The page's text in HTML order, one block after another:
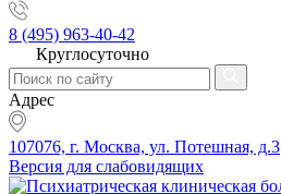
8 (495) 963-40-42
Круглосуточно
Адрес
107076, г. Москва, ул. Потешная, д.3
Версия для слабовидящих